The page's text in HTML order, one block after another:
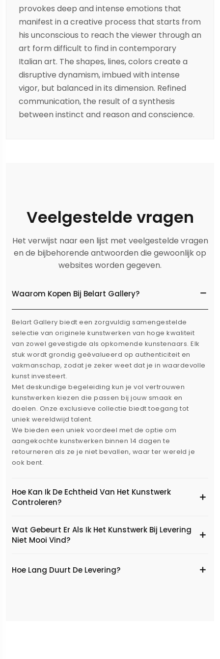
provokes deep and intense emotions that
manifest in a creative process that starts from
his unconscious to reach the viewer through an
art form difficult to find in contemporary
Italian art. The shapes, lines, colors create a
disruptive dynamism, imbued with intense
vigor, but balanced in its dimension. Refined
communication, the result of a synthesis
between instinct and reason and conscience.
Veelgestelde vragen
Het verwijst naar een lijst met veelgestelde vragen
en de bijbehorende antwoorden die gewoonlijk op
websites worden gegeven.
Waarom Kopen Bij Belart Gallery?
Belart Gallery biedt een zorgvuldig samengestelde
selectie van originele kunstwerken van hoge kwaliteit
van zowel gevestigde als opkomende kunstenaars. Elk
stuk wordt grondig geëvalueerd op authenticiteit en
vakmanschap, zodat je zeker weet dat je in waardevolle
kunst investeert.
Met deskundige begeleiding kun je vol vertrouwen
kunstwerken kiezen die passen bij jouw smaak en
doelen. Onze exclusieve collectie biedt toegang tot
uniek wereldwijd talent.
We bieden een uniek voordeel met de optie om
aangekochte kunstwerken binnen 14 dagen te
retourneren als ze je niet bevallen, waar ter wereld je
ook bent.
Hoe Kan Ik De Echtheid Van Het Kunstwerk
Controleren?
Wat Gebeurt Er Als Ik Het Kunstwerk Bij Levering
Niet Mooi Vind?
Hoe Lang Duurt De Levering?